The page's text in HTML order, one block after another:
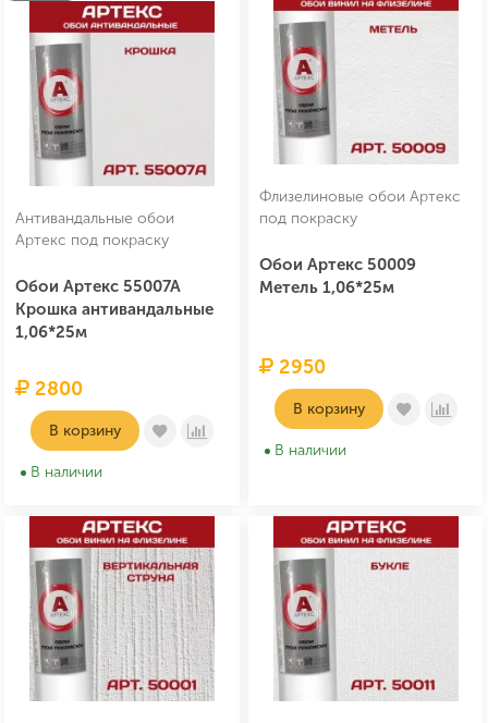
Антивандальные обои
Артекс под покраску
Обои Артекс 55007А
Крошка антивандальные
1,06*25м
2800
В корзину
В наличии
Флизелиновые обои Артекс
под покраску
Обои Артекс 50009
Метель 1,06*25м
2950
В корзину
В наличии